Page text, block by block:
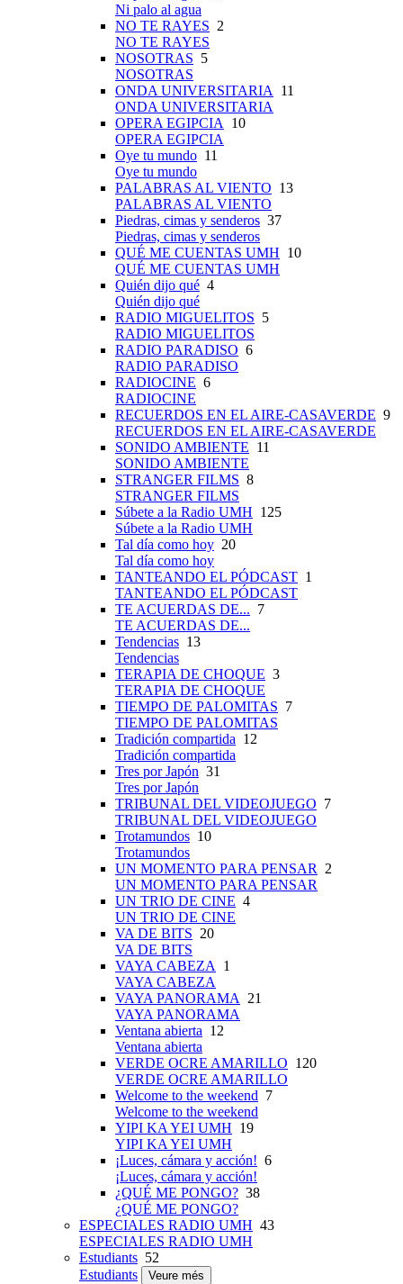
Ni palo al agua
NO TE RAYES 2
NO TE RAYES
NOSOTRAS 5
NOSOTRAS
ONDA UNIVERSITARIA
11
ONDA UNIVERSITARIA
OPERA EGIPCIA
10
OPERA EGIPCIA
Oye tu mundo 11
Oye tu mundo
PALABRAS AL VIENTO 13
PALABRAS AL VIENTO
Piedras, cimas y senderos 37
Piedras, cimas y senderos
QUÉ ME CUENTAS UMH 10
QUÉ ME CUENTAS UMH
Quién dijo qué 4
Quién dijo qué
RADIO MIGUELITOS 5
RADIO MIGUELITOS
RADIO PARADISO 6
RADIO PARADISO
RADIOCINE 6
RADIOCINE
RECUERDOS EN EL AIRE-CASAVERDE 9
RECUERDOS EN EL AIRE-CASAVERDE
SONIDO AMBIENTE 11
SONIDO AMBIENTE
STRANGER FILMS 8
STRANGER FILMS
Súbete a la Radio UMH 125
Súbete a la Radio UMH
Tal día como hoy 20
Tal día como hoy
TANTEANDO EL PÓDCAST 1
TANTEANDO EL PÓDCAST
TE ACUERDAS DE... 7
TE ACUERDAS DE...
Tendencias 13
Tendencias
TERAPIA DE CHOQUE 3
TERAPIA DE CHOQUE
TIEMPO DE PALOMITAS 7
TIEMPO DE PALOMITAS
Tradición compartida 12
Tradición compartida
Tres por Japón 31
Tres por Japón
TRIBUNAL DEL VIDEOJUEGO 7
TRIBUNAL DEL VIDEOJUEGO
Trotamundos 10
Trotamundos
UN MOMENTO PARA PENSAR
2
UN MOMENTO PARA PENSAR
UN TRIO DE CINE 4
UN TRIO DE CINE
VA DE BITS 20
VA DE BITS
VAYA CABEZA
1
VAYA CABEZA
VAYA PANORAMA
21
VAYA PANORAMA
Ventana abierta 12
Ventana abierta
VERDE OCRE AMARILLO 120
VERDE OCRE AMARILLO
Welcome to the weekend 7
Welcome to the weekend
YIPI KA YEI UMH 19
YIPI KA YEI UMH
¡Luces, cámara y acción! 6
¡Luces, cámara y acción!
¿QUÉ ME PONGO? 38
¿QUÉ ME PONGO?
ESPECIALES RADIO UMH 43
ESPECIALES RADIO UMH
Estudiants 52
Estudiants
Veure més